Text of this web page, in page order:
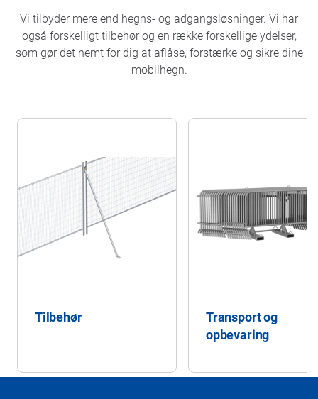
Vi tilbyder mere end hegns- og adgangsløsninger. Vi har
også forskelligt tilbehør og en række forskellige ydelser,
som gør det nemt for dig at aflåse, forstærke og sikre dine
mobilhegn.
Tilbehør
Transport og
opbevaring